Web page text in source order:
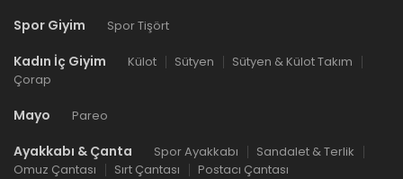
Spor Giyim Spor Tişört
Kadın İç Giyim Külot Sütyen
Sütyen & Külot Takım
Çorap
Mayo Pareo
Ayakkabı & Çanta Spor Ayakkabı
Sandalet & Terlik
Omuz Çantası
Sırt Çantası Postacı Çantası